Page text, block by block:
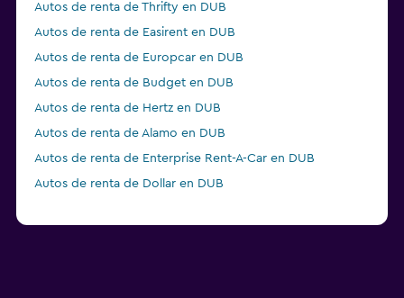
Autos de renta de Thrifty en DUB
Autos de renta de Easirent en DUB
Autos de renta de Europcar en DUB
Autos de renta de Budget en DUB
Autos de renta de Hertz en DUB
Autos de renta de Alamo en DUB
Autos de renta de Enterprise Rent-A-Car en DUB
Autos de renta de Dollar en DUB